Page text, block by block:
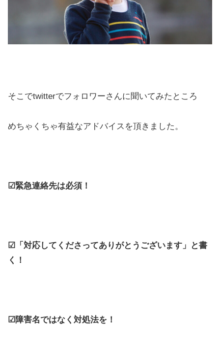
そこでtwitterでフォロワーさんに聞いてみたところ
めちゃくちゃ有益なアドバイスを頂きました。
☑緊急連絡先は必須！
☑「対応してくださってありがとうございます」と書
く！
☑障害名ではなく対処法を！